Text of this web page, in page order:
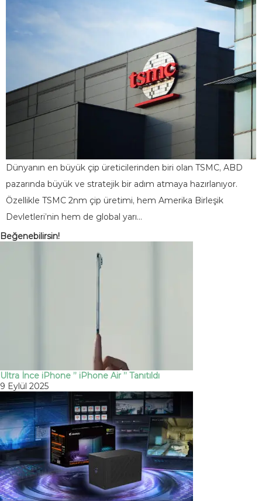
Dünyanın en büyük çip üreticilerinden biri olan TSMC, ABD
pazarında büyük ve stratejik bir adım atmaya hazırlanıyor.
Özellikle TSMC 2nm çip üretimi, hem Amerika Birleşik
Devletleri’nin hem de global yarı…
Beğenebilirsin!
Ultra İnce iPhone ” iPhone Air ” Tanıtıldı
9 Eylül 2025